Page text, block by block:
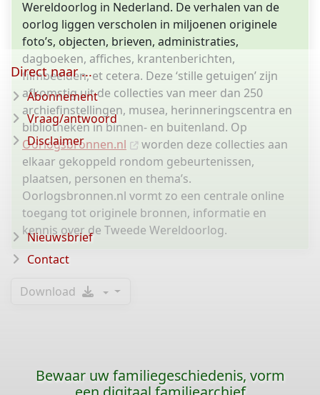
Wereldoorlog in Nederland. De verhalen van de
oorlog liggen verscholen in miljoenen originele
foto’s, objecten, brieven, administraties,
dagboeken, affiches, krantenberichten,
filmbeelden, et cetera. Deze ‘stille getuigen’ zijn
afkomstig uit de collecties van meer dan 250
archiefinstellingen, musea, herinneringscentra en
bibliotheken in binnen- en buitenland. Op
Oorlogsbronnen.nl
worden deze collecties aan
elkaar gekoppeld rondom gebeurtenissen,
plaatsen, personen en thema’s.
Oorlogsbronnen.nl vormt zo een centrale online
toegang tot originele bronnen, informatie en
kennis over de Tweede Wereldoorlog.
Download
Direct naar ...
Abonnement
Vraag/antwoord
Disclaimer
Nieuwsbrief
Contact
Bewaar uw familiegeschiedenis, vorm